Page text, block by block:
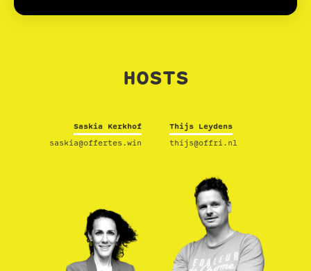
HOSTS
Saskia Kerkhof
saskia@offertes.win
Thijs Leydens
thijs@offri.nl